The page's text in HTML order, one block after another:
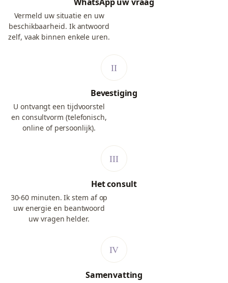
Vermeld uw situatie en uw
beschikbaarheid. Ik antwoord
zelf, vaak binnen enkele uren.
Bevestiging
U ontvangt een tijdvoorstel
en consultvorm (telefonisch,
online of persoonlijk).
Het consult
30-60 minuten. Ik stem af op
uw energie en beantwoord
uw vragen helder.
Samenvatting